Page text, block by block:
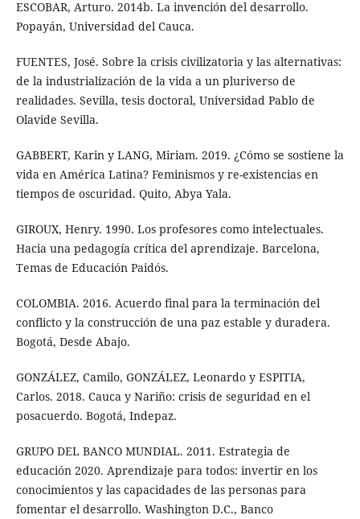
ESCOBAR, Arturo. 2014b. La invención del desarrollo.
Popayán, Universidad del Cauca.
FUENTES, José. Sobre la crisis civilizatoria y las alternativas:
de la industrialización de la vida a un pluriverso de
realidades. Sevilla, tesis doctoral, Universidad Pablo de
Olavide Sevilla.
GABBERT, Karin y LANG, Miriam. 2019. ¿Cómo se sostiene la
vida en América Latina? Feminismos y re-existencias en
tiempos de oscuridad. Quito, Abya Yala.
GIROUX, Henry. 1990. Los profesores como intelectuales.
Hacia una pedagogía crítica del aprendizaje. Barcelona,
Temas de Educación Paidós.
COLOMBIA. 2016. Acuerdo final para la terminación del
conflicto y la construcción de una paz estable y duradera.
Bogotá, Desde Abajo.
GONZÁLEZ, Camilo, GONZÁLEZ, Leonardo y ESPITIA,
Carlos. 2018. Cauca y Nariño: crisis de seguridad en el
posacuerdo. Bogotá, Indepaz.
GRUPO DEL BANCO MUNDIAL. 2011. Estrategia de
educación 2020. Aprendizaje para todos: invertir en los
conocimientos y las capacidades de las personas para
fomentar el desarrollo. Washington D.C., Banco